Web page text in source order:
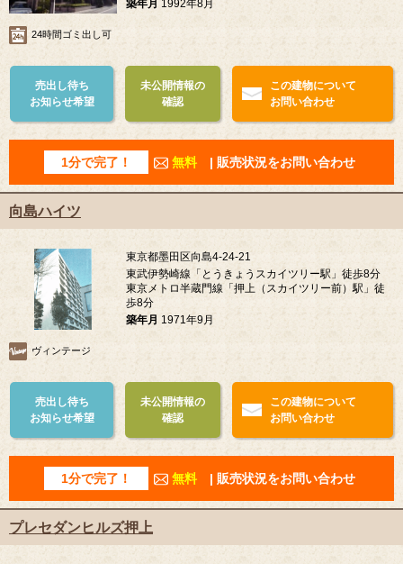
築年月 1992年8月
24時間ゴミ出し可
売出し待ち
お知らせ希望
未公開情報の
確認
この建物について
お問い合わせ
1分で完了！ 無料 | 販売状況をお問い合わせ
向島ハイツ
東京都墨田区向島4-24-21
東武伊勢崎線「とうきょうスカイツリー駅」徒歩8分
東京メトロ半蔵門線「押上（スカイツリー前）駅」徒
歩8分
築年月 1971年9月
ヴィンテージ
売出し待ち
お知らせ希望
未公開情報の
確認
この建物について
お問い合わせ
1分で完了！ 無料 | 販売状況をお問い合わせ
プレセダンヒルズ押上